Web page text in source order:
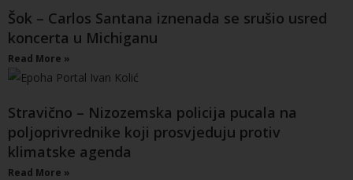
Šok – Carlos Santana iznenada se srušio usred
koncerta u Michiganu
Read More »
Stravično – Nizozemska policija pucala na
poljoprivrednike koji prosvjeduju protiv
klimatske agenda
Read More »